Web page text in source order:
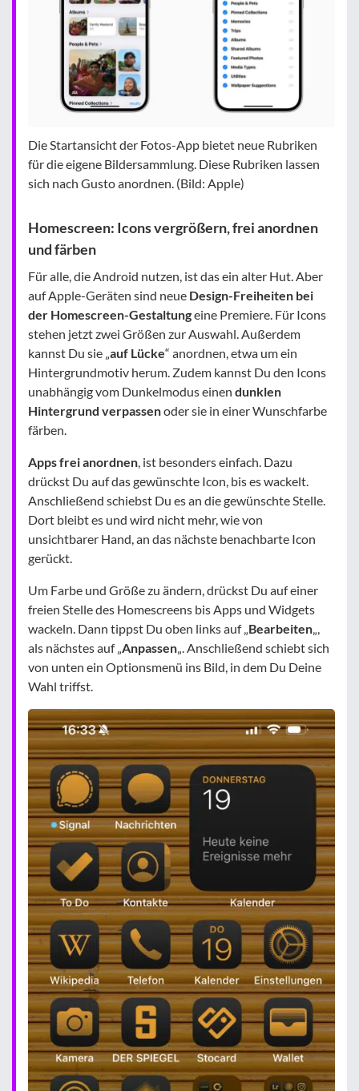
Die Startansicht der Fotos-App bietet neue Rubriken
für die eigene Bildersammlung. Diese Rubriken lassen
sich nach Gusto anordnen. (Bild: Apple)
Homescreen: Icons vergrößern, frei anordnen
und färben
Für alle, die Android nutzen, ist das ein alter Hut. Aber
auf Apple-Geräten sind neue Design-Freiheiten bei
der Homescreen-Gestaltungeine Premiere. Für Icons
stehen jetzt zwei Größen zur Auswahl. Außerdem
kannst Du sie „auf Lücke“ anordnen, etwa um ein
Hintergrundmotiv herum. Zudem kannst Du den Icons
unabhängig vom Dunkelmodus einen dunklen
Hintergrund verpassenoder sie in einer Wunschfarbe
färben.
Apps frei anordnen, ist besonders einfach. Dazu
drückst Du auf das gewünschte Icon, bis es wackelt.
Anschließend schiebst Du es an die gewünschte Stelle.
Dort bleibt es und wird nicht mehr, wie von
unsichtbarer Hand, an das nächste benachbarte Icon
gerückt.
Um Farbe und Größe zu ändern, drückst Du auf einer
freien Stelle des Homescreens bis Apps und Widgets
wackeln. Dann tippst Du oben links auf „Bearbeiten„,
als nächstes auf „Anpassen„. Anschließend schiebt sich
von unten ein Optionsmenü ins Bild, in dem Du Deine
Wahl triffst.